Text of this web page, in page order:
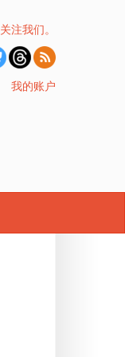
关注我们。
我的账户